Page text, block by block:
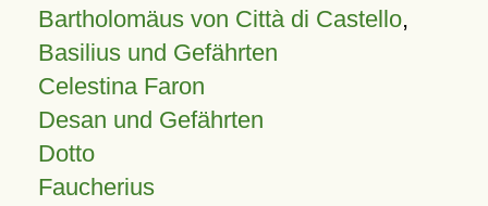
Bartholomäus von Città di Castello,
Basilius und Gefährten
Celestina Faron
Desan und Gefährten
Dotto
Faucherius